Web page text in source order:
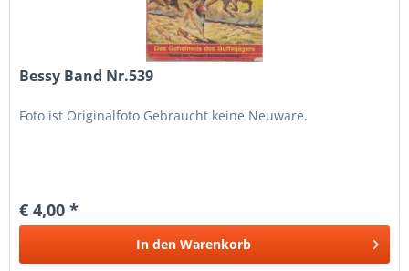
Bessy Band Nr.539
Foto ist Originalfoto Gebraucht keine Neuware.
€ 4,00 *
In den Warenkorb